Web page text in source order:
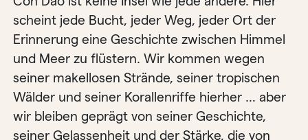
scheint jede Bucht, jeder Weg, jeder Ort der
Erinnerung eine Geschichte zwischen Himmel
und Meer zu flüstern. Wir kommen wegen
seiner makellosen Strände, seiner tropischen
Wälder und seiner Korallenriffe hierher … aber
wir bleiben geprägt von seiner Geschichte,
seiner Gelassenheit und der Stärke, die von